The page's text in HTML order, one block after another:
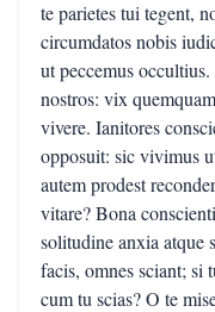
te parietes tui tegent,
circumdatos nobis
ut peccemus
nostros: vix
vivere. Ianitores
opposuit: sic vivimus
autem prodest
vitare? Bona
solitudine anxia atque
facis, omnes sciant; si
cum tu scias? O te